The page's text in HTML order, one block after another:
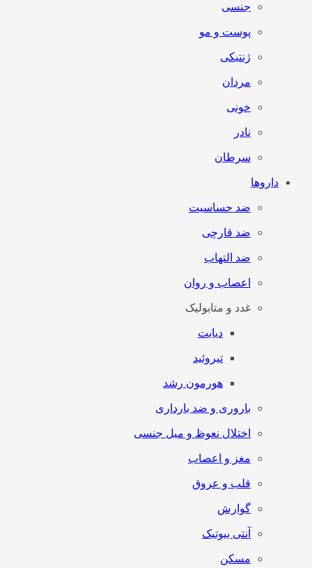
جنسی
پوست و مو
ژنتیکی
مردان
خونی
نادر
سرطان
داروها
ضد حساسیت
ضد قارچی
ضد التهاب
اعصاب و روان
غدد و متابولیک
دیابت
تیروئید
هورمون رشد
باروری و ضد بارداری
اختلال نعوظ و میل جنسی
مغز و اعصاب
قلب و عروق
گوارش
آنتی‌ بیوتیک
مسکن